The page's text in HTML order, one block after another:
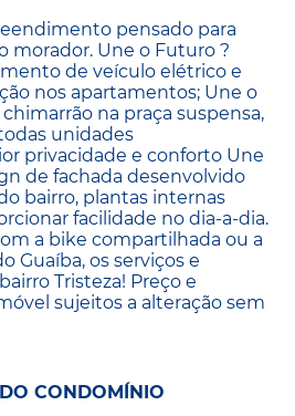
pensado para
morador. Une o Futuro ?
de veículo elétrico e
nos apartamentos; Une o
na praça suspensa,
unidades
privacidade e conforto Une
de fachada desenvolvido
bairro, plantas internas
facilidade no dia-a-dia.
a bike compartilhada ou a
Guaíba, os serviços e
Tristeza! Preço e
sujeitos a alteração sem
CONDOMÍNIO